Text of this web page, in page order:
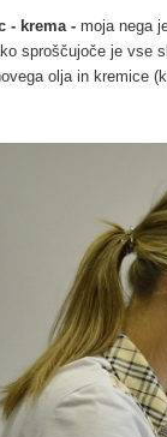
- krema - moja nega
sproščujoče je vse
olja in kremice